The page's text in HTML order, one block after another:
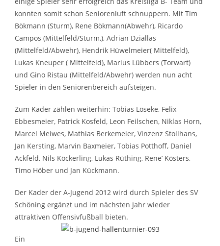
konnten somit schon Seniorenluft schnuppern. Mit Tim
Bökmann (Sturm), Rene Bökmann(Abwehr), Ricardo
Campos (Mittelfeld/Sturm,), Adrian Dziallas
(Mittelfeld/Abwehr), Hendrik Hüwelmeier( Mittelfeld),
Lukas Kneuper ( Mittelfeld), Marius Lübbers (Torwart)
und Gino Ristau (Mittelfeld/Abwehr) werden nun acht
Spieler in den Seniorenbereich aufsteigen.
Zum Kader zählen weiterhin: Tobias Löseke, Felix
Ebbesmeier, Patrick Kosfeld, Leon Feilschen, Niklas Horn,
Marcel Meiwes, Mathias Berkemeier, Vinzenz Stollhans,
Jan Kersting, Marvin Baxmeier, Tobias Potthoff, Daniel
Ackfeld, Nils Köckerling, Lukas Rüthing, Rene’ Kösters,
Timo Höber und Jan Kückmann.
Der Kader der A-Jugend 2012 wird durch Spieler des SV
Schöning ergänzt und im nächsten Jahr wieder
attraktiven Offensivfußball bieten.
Ein